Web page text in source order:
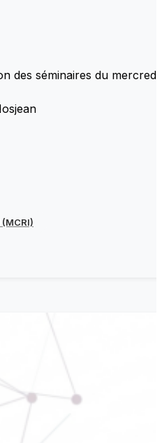
des séminaires du mercredi